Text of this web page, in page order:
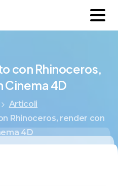
con Rhinoceros,
Cinema 4D
Articoli
Rhinoceros, render con
4D